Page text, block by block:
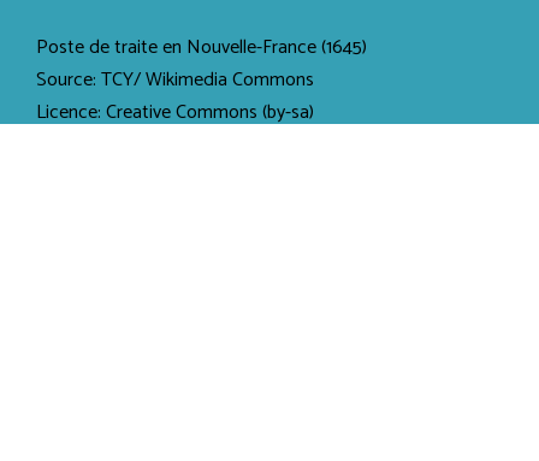
Poste de traite en Nouvelle-France (1645)
Source: TCY/ Wikimedia Commons
Licence: Creative Commons (by-sa)